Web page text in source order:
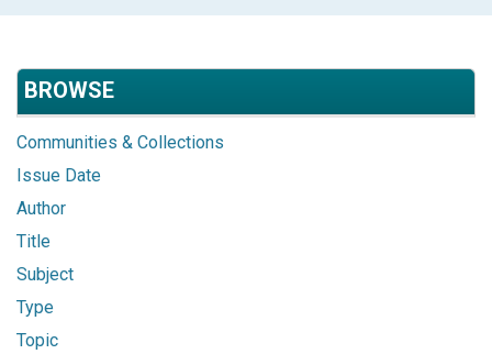
BROWSE
Communities & Collections
Issue Date
Author
Title
Subject
Type
Topic